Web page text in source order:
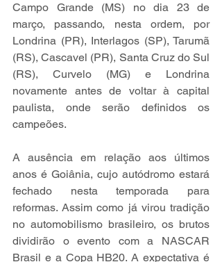
Campo Grande (MS) no dia 23 de
março, passando, nesta ordem, por
Londrina (PR), Interlagos (SP), Tarumã
(RS), Cascavel (PR), Santa Cruz do Sul
(RS), Curvelo (MG) e Londrina
novamente antes de voltar à capital
paulista, onde serão definidos os
campeões.
A ausência em relação aos últimos
anos é Goiânia, cujo autódromo estará
fechado nesta temporada para
reformas. Assim como já virou tradição
no automobilismo brasileiro, os brutos
dividirão o evento com a NASCAR
Brasil e a Copa HB20. A expectativa é